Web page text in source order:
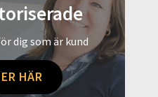
dig som är kund
HÄR